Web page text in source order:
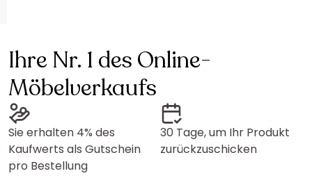
Ihre Nr. 1 des Online-
Möbelverkaufs
Sie erhalten 4% des
Kaufwerts als Gutschein
pro Bestellung
30 Tage, um Ihr Produkt
zurückzuschicken